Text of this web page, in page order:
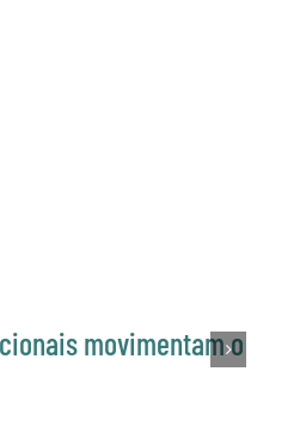
movimentam o